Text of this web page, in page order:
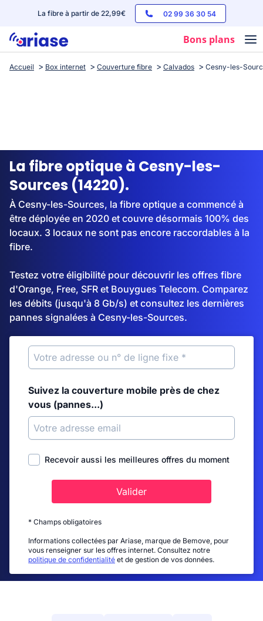
La fibre à partir de 22,99€ 02 99 36 30 54
Bons plans
Box internet
Streaming
Accueil Box internet Couverture fibre Calvados Cesny-les-
La fibre optique à Cesny-les-
Sources (14220).
À Cesny-les-Sources, la fibre optique a commencé à
être déployée en 2020 et couvre désormais 100% des
locaux. 3 locaux ne sont pas encore raccordables à la
fibre.
Testez votre éligibilité pour découvrir les offres fibre
d'Orange, Free, SFR et Bouygues Telecom. Comparez
les débits (jusqu'à 8 Gb/s) et consultez les dernières
pannes signalées à Cesny-les-Sources.
Suivez la couverture mobile près de chez
vous (pannes...)
Recevoir aussi les meilleures offres du moment
Valider
* Champs obligatoires
Informations collectées par Ariase, marque de Bemove, pour
vous renseigner sur les offres internet. Consultez notre
politique de confidentialité et de gestion de vos données.